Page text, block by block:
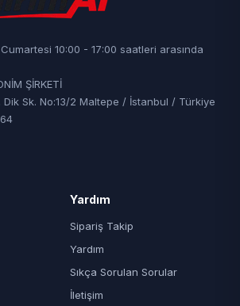
10:00 - 17:00 saatleri arasında
ŞİRKETİ
Sk. No:13/2 Maltepe / İstanbul / Türkiye
Yardım
Sipariş Takip
Yardım
Sıkça Sorulan Sorular
İletişim